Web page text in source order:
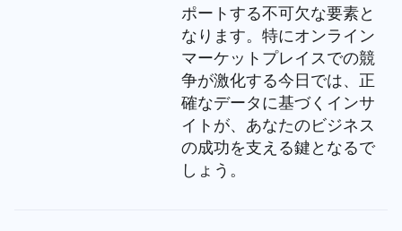
ポートする不可欠な要素と
なります。特にオンライン
マーケットプレイスでの競
争が激化する今日では、正
確なデータに基づくインサ
イトが、あなたのビジネス
の成功を支える鍵となるで
しょう。